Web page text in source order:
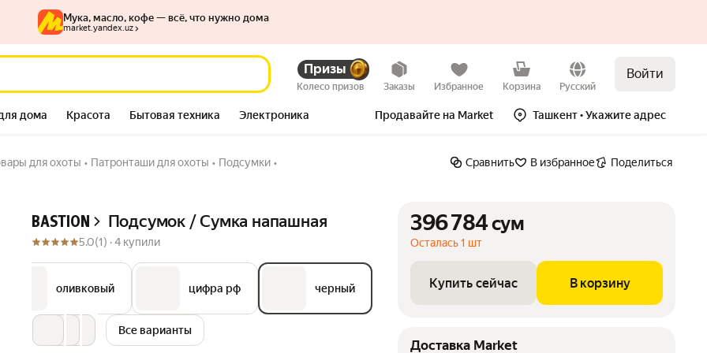
Призы
Колесо призов Заказы Избранное Корзина Русский
Войти
дома Красота Бытовая техника Электроника Продавайте на Market Ташкент• Укажите адрес
Мука, масло, кофе — всё, что нужно дома
market.yandex.uz
для охоты • Патронташи для охоты • Подсумки •
Сравнить В избранное Поделиться
BASTION Подсумок / Сумка напашная
5.0(1) ·4 купили
оливковый цифра рф черный
Все варианты
396 784сум
Осталась 1 шт
Купить сейчас В корзину
396 784сум Купить сейчас В корзину
Доставка Market